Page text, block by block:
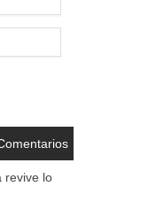
revive lo